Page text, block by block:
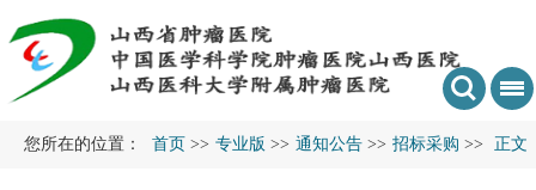
您所在的位置： 首页 >> 专业版 >> 通知公告 >> 招标采购 >> 正文